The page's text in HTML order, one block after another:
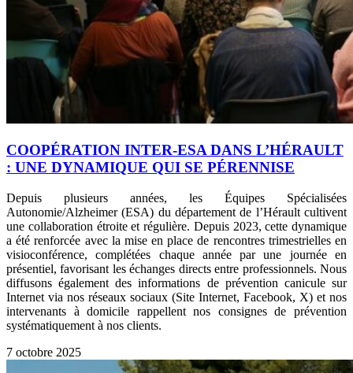
COOPÉRATION INTER-ESA DANS L’HÉRAULT
: UNE DYNAMIQUE QUI SE PÉRENNISE
Depuis plusieurs années, les Équipes Spécialisées
Autonomie/Alzheimer (ESA) du département de l’Hérault cultivent
une collaboration étroite et régulière. Depuis 2023, cette dynamique
a été renforcée avec la mise en place de rencontres trimestrielles en
visioconférence, complétées chaque année par une journée en
présentiel, favorisant les échanges directs entre professionnels. Nous
diffusons également des informations de prévention canicule sur
Internet via nos réseaux sociaux (Site Internet, Facebook, X) et nos
intervenants à domicile rappellent nos consignes de prévention
systématiquement à nos clients.
7 octobre 2025